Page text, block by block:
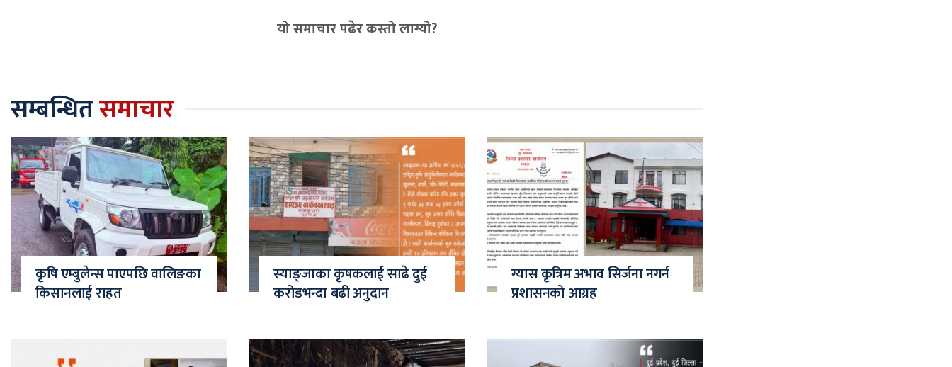
यो समाचार पढेर कस्तो लाग्यो?
सम्बन्धितसमाचार
कृषि एम्बुलेन्स पाएपछि वालिङका
किसानलाई राहत
स्याङ्जाका कृषकलाई साढे दुई
करोडभन्दा बढी अनुदान
ग्यास कृत्रिम अभाव सिर्जना नगर्न
प्रशासनको आग्रह